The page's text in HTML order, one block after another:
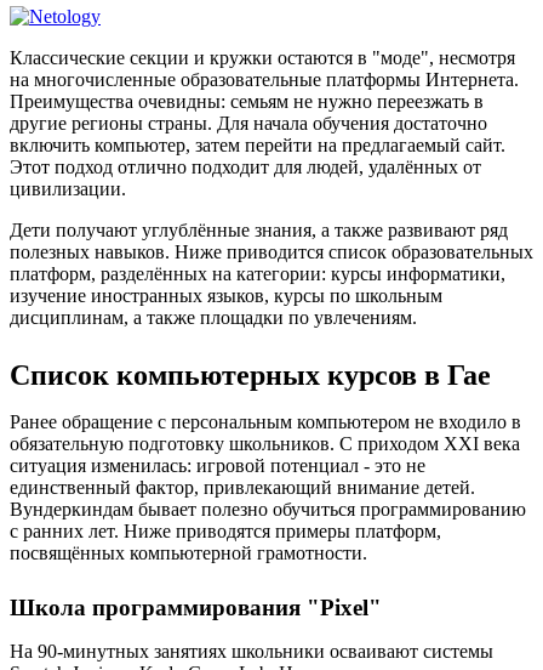
Классические секции и кружки остаются в "моде", несмотря
на многочисленные образовательные платформы Интернета.
Преимущества очевидны: семьям не нужно переезжать в
другие регионы страны. Для начала обучения достаточно
включить компьютер, затем перейти на предлагаемый сайт.
Этот подход отлично подходит для людей, удалённых от
цивилизации.
Дети получают углублённые знания, а также развивают ряд
полезных навыков. Ниже приводится список образовательных
платформ, разделённых на категории: курсы информатики,
изучение иностранных языков, курсы по школьным
дисциплинам, а также площадки по увлечениям.
Список компьютерных курсов в Гае
Ранее обращение с персональным компьютером не входило в
обязательную подготовку школьников. С приходом XXI века
ситуация изменилась: игровой потенциал - это не
единственный фактор, привлекающий внимание детей.
Вундеркиндам бывает полезно обучиться программированию
с ранних лет. Ниже приводятся примеры платформ,
посвящённых компьютерной грамотности.
Школа программирования "Pixel"
На 90-минутных занятиях школьники осваивают системы